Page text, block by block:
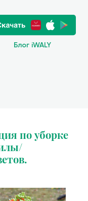
Блог iWALY
по уборке